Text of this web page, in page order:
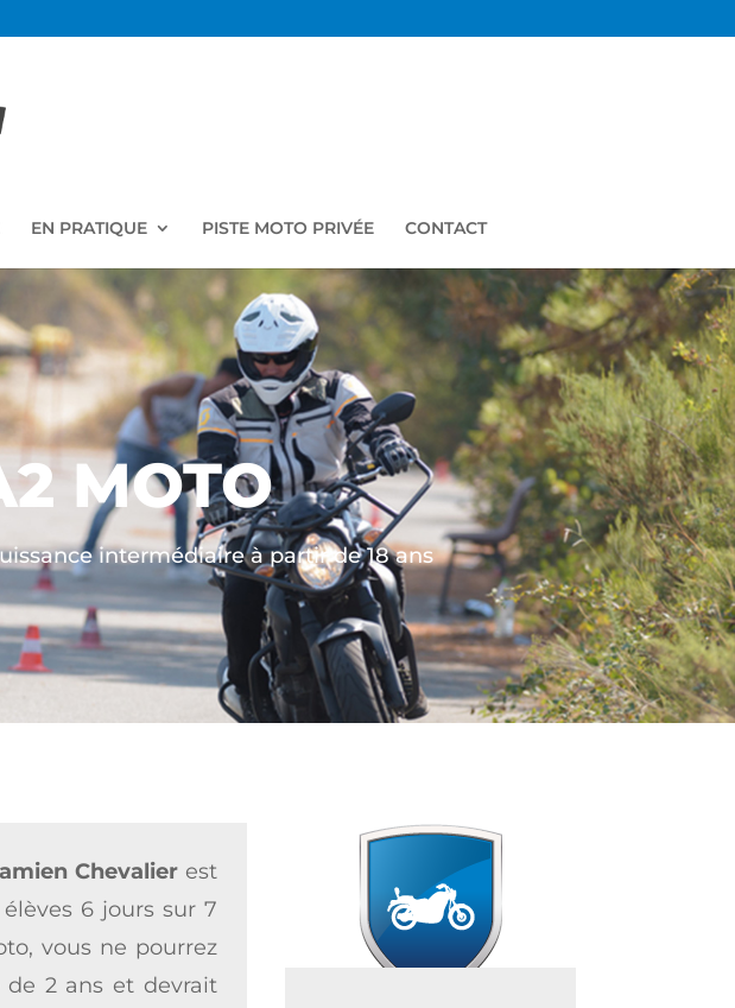
EN PRATIQUE PISTE MOTO PRIVÉE CONTACT
MOTO
intermédiaire à partir de 18 ans
Chevalier est
6 jours sur 7
vous ne pourrez
de 2 ans et devrait